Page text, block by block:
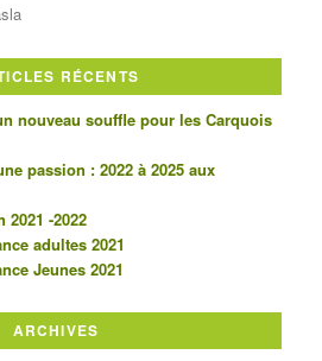
RÉCENTS
nouveau souffle pour les Carquois
passion : 2022 à 2025 aux
2021 -2022
adultes 2021
Jeunes 2021
ARCHIVES